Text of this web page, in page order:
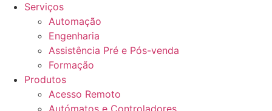
Serviços
Automação
Engenharia
Assistência Pré e Pós-venda
Formação
Produtos
Acesso Remoto